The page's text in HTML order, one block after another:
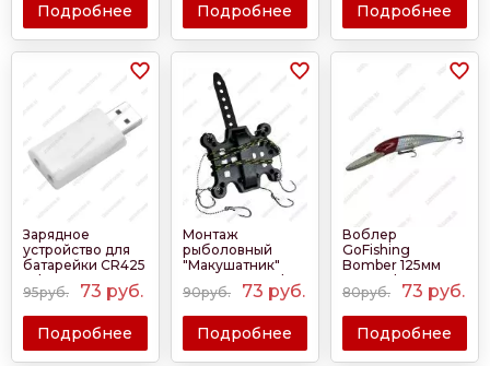
Подробнее Подробнее Подробнее
Зарядное
устройство для
батарейки CR425
Sale 2025
95руб. 73 руб.
Подробнее
Монтаж
рыболовный
"Макушатник"
30гр - 80гр Sale
2025
90руб. 73 руб.
Подробнее
Воблер
GoFishing
Bomber 125мм
22гр Sale 2025
80руб. 73 руб.
Подробнее